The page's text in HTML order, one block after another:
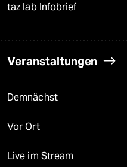
taz lab Infobrief
Veranstaltungen
Demnächst
Vor Ort
Live im Stream